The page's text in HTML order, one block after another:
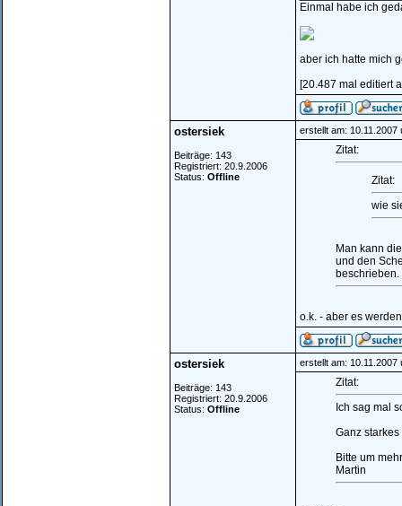
Einmal habe ich
aber ich hatte mich
[20.487 mal editiert
ostersiek
Beiträge: 143
Registriert: 20.9.2006
Status: Offline
erstellt am: 10.11.2007
Zitat:
Zitat:
wie
Man kann
und den
beschrieben.
o.k. - aber es
ostersiek
Beiträge: 143
Registriert: 20.9.2006
Status: Offline
erstellt am: 10.11.2007
Zitat:
Ich sag mal
Ganz starkes
Bitte um
Martin